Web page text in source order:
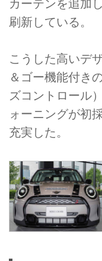
カーテンを追加
刷新している。
こうした高いデ
＆ゴー機能付き
ズコントロール
ォーニングが初
充実した。